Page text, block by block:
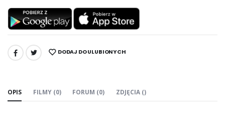
UDOSTĘPNIJ: DODAJ DO ULUBIONYCH
OPIS FILMY (0) FORUM (0) ZDJĘCIA ()